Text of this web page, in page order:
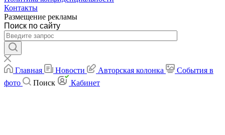
Контакты
Размещение рекламы
Поиск по сайту
Главная Новости Авторская колонка
События в
фото
Поиск Кабинет